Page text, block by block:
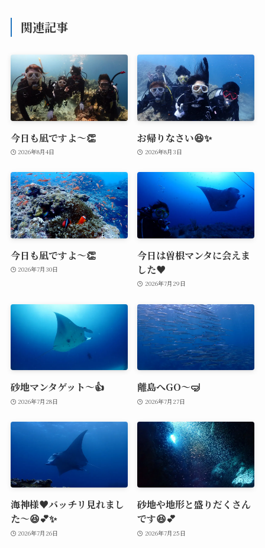
関連記事
今日も凪ですよ～👏
2026年8月4日
お帰りなさい😆✨
2026年8月3日
今日も凪ですよ～👏
2026年7月30日
今日は曽根マンタに会えま
した♥️
2026年7月29日
砂地マンタゲット～👍
2026年7月28日
離島へGO～🤿
2026年7月27日
海神様♥️バッチリ見れまし
た～😆💕✨
2026年7月26日
砂地や地形と盛りだくさん
です😆💕
2026年7月25日